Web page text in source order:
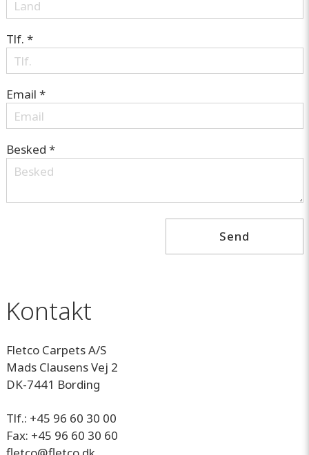
Tlf. *
Email *
Besked *
Kontakt
Fletco Carpets A/S
Mads Clausens Vej 2
DK-7441 Bording
Tlf.: +45 96 60 30 00
Fax: +45 96 60 30 60